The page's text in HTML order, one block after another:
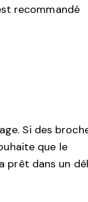
recommandé
Si des
que le
prêt dans un